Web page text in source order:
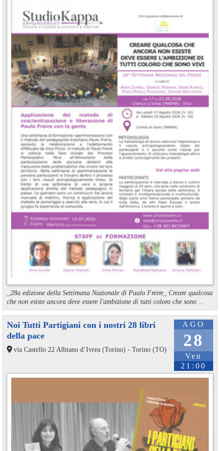
_28a edizione della Settimana Nazionale di Paulo Freire_ Creare qualcosa
che non esiste ancora deve essere l'ambizione di tutti coloro che sono ...
AGO
28
Ven
21:00
Noi Tutti Partigiani con i nostri 28 libri
della pace
via Castello 22 Albiano d’Ivrea (Torino) - Torino (TO)